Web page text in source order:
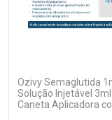
Ozivy Semaglutida
Solução Injetável 3ml
Caneta Aplicadora